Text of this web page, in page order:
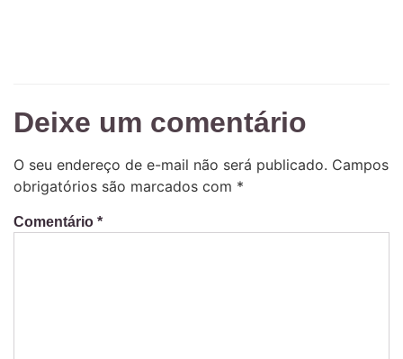
Deixe um comentário
O seu endereço de e-mail não será publicado. Campos
obrigatórios são marcados com *
Comentário *